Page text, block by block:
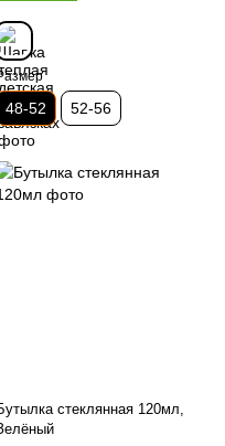
48-52 52-56
стеклянная 120мл,